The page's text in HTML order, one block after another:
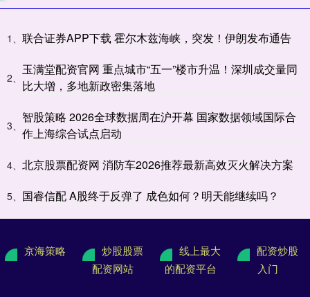
1、 联合证券APP下载 霍尔木兹海峡，突发！伊朗发布通告
2、
玉满堂配资官网 重点城市“五一”楼市升温！深圳成交量同
比大增，多地新政密集落地
3、
智股策略 2026全球数据周在沪开幕 国家数据领域国际合
作上海综合试点启动
4、 北京股票配资网 消防车2026推荐最新高效灭火解决方案
5、 国睿信配 A股终于反弹了 成色如何？明天能继续吗？
京海策略
炒股股票
配资网站
线上最大
的配资平台
配资炒股
入门